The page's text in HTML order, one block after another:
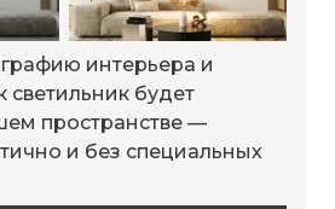
интерьера и
светильник будет
пространстве —
и без специальных